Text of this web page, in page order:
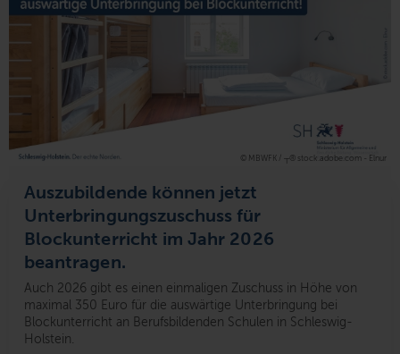
Auszubildende können jetzt
Unterbringungszuschuss für
Blockunterricht im Jahr 2026
beantragen.
Auch 2026 gibt es einen einmaligen Zuschuss in Höhe von
maximal 350 Euro für die auswärtige Unterbringung bei
Blockunterricht an Berufsbildenden Schulen in Schleswig-
Holstein.
© MBWFK / ┬® stock.adobe.com - Elnur